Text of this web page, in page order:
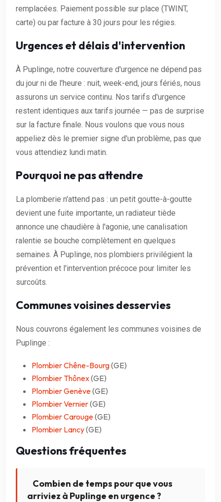
remplacées. Paiement possible sur place (TWINT,
carte) ou par facture à 30 jours pour les régies.
Urgences et délais d'intervention
À Puplinge, notre couverture d'urgence ne dépend pas
du jour ni de l'heure : nuit, week-end, jours fériés, nous
assurons un service continu. Nos tarifs d'urgence
restent identiques aux tarifs journée — pas de surprise
sur la facture finale. Nous voulons que vous nous
appeliez dès le premier signe d'un problème, pas que
vous attendiez lundi matin.
Pourquoi ne pas attendre
La plomberie n'attend pas : un petit goutte-à-goutte
devient une fuite importante, un radiateur tiède
annonce une chaudière à l'agonie, une canalisation
ralentie se bouche complètement en quelques
semaines. À Puplinge, nos plombiers privilégient la
prévention et l'intervention précoce pour limiter les
surcoûts.
Communes voisines desservies
Nous couvrons également les communes voisines de
Puplinge :
Plombier Chêne-Bourg(GE)
Plombier Thônex(GE)
Plombier Genève(GE)
Plombier Vernier(GE)
Plombier Carouge(GE)
Plombier Lancy(GE)
Questions fréquentes
Combien de temps pour que vous
arriviez à Puplinge en urgence ?